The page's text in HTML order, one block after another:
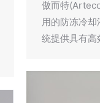
傲而特
用的防冻冷
统提供具有